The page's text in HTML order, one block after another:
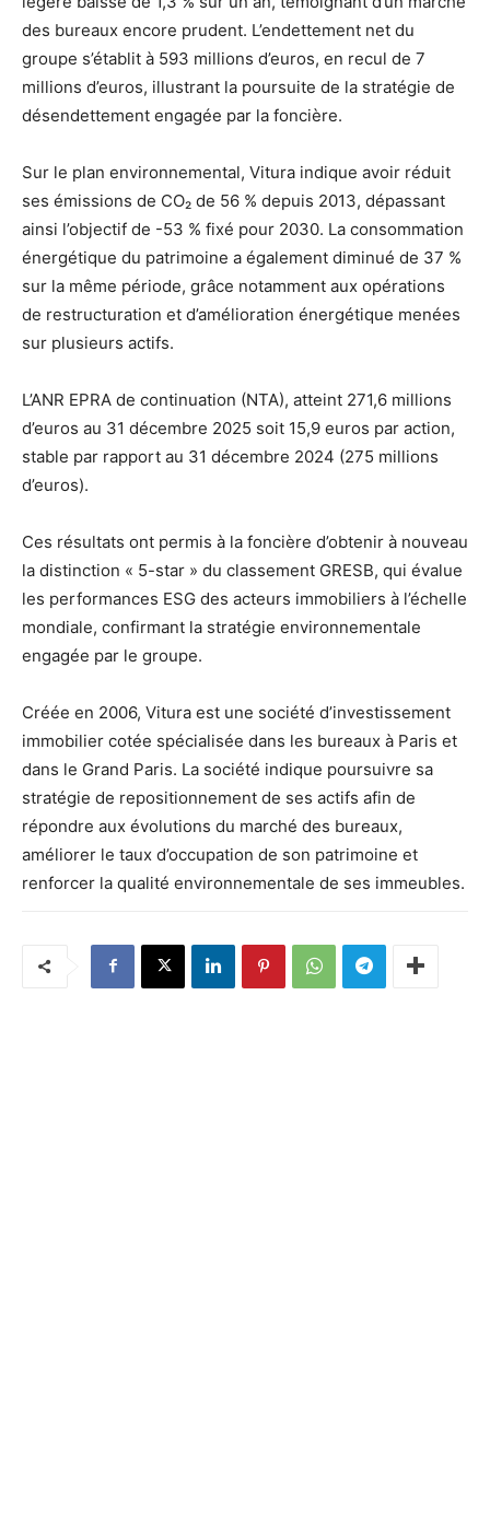
des bureaux encore prudent. L’endettement net du
groupe s’établit à 593 millions d’euros, en recul de 7
millions d’euros, illustrant la poursuite de la stratégie de
désendettement engagée par la foncière.
Sur le plan environnemental, Vitura indique avoir réduit
ses émissions de CO₂ de 56 % depuis 2013, dépassant
ainsi l’objectif de -53 % fixé pour 2030. La consommation
énergétique du patrimoine a également diminué de 37 %
sur la même période, grâce notamment aux opérations
de restructuration et d’amélioration énergétique menées
sur plusieurs actifs.
L’ANR EPRA de continuation (NTA), atteint 271,6 millions
d’euros au 31 décembre 2025 soit 15,9 euros par action,
stable par rapport au 31 décembre 2024 (275 millions
d’euros).
Ces résultats ont permis à la foncière d’obtenir à nouveau
la distinction « 5-star » du classement GRESB, qui évalue
les performances ESG des acteurs immobiliers à l’échelle
mondiale, confirmant la stratégie environnementale
engagée par le groupe.
Créée en 2006, Vitura est une société d’investissement
immobilier cotée spécialisée dans les bureaux à Paris et
dans le Grand Paris. La société indique poursuivre sa
stratégie de repositionnement de ses actifs afin de
répondre aux évolutions du marché des bureaux,
améliorer le taux d’occupation de son patrimoine et
renforcer la qualité environnementale de ses immeubles.